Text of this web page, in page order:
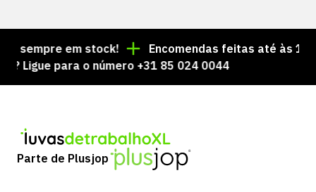
em stock!
Encomendas feitas até às 15:00
para o número +31 85 024 0044
Parte de Plusjop